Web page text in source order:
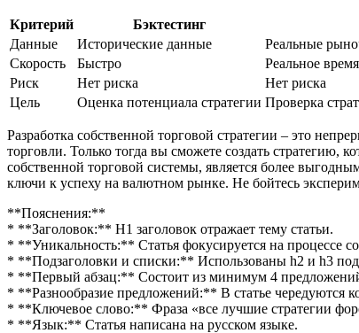
Критерий Бэктестинг
Данные
Исторические данные
Реальные
Скорость
Быстро
Реальное время
Риск
Нет риска
Нет риска
Цель
Оценка потенциала стратегии Проверка
Разработка собственной торговой стратегии – это
торговли. Только тогда вы сможете создать стратегию,
собственной торговой системы, является более
ключи к успеху на валютном рынке. Не бойтесь
**Пояснения:**
* **Заголовок:** H1 заголовок отражает тему статьи.
* **Уникальность:** Статья фокусируется на процессе
* **Подзаголовки и списки:** Использованы h2 и h3
* **Первый абзац:** Состоит из минимум 4
* **Разнообразие предложений:** В статье чередуются
* **Ключевое слово:** Фраза «все лучшие стратегии
* **Язык:** Статья написана на русском языке.